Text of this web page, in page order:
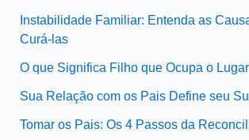
Instabilidade Familiar: Entenda as
Curá-las
O que Significa Filho que Ocupa o
Sua Relação com os Pais Define seu
Tomar os Pais: Os 4 Passos da